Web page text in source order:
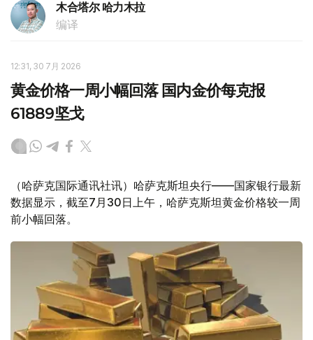
木合塔尔 哈力木拉
编译
12:31, 30 7月 2026
黄金价格一周小幅回落 国内金价每克报
61889坚戈
（哈萨克国际通讯社讯）哈萨克斯坦央行——国家银行最新
数据显示，截至7月30日上午，哈萨克斯坦黄金价格较一周
前小幅回落。